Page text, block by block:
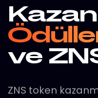
ve
ZNS token